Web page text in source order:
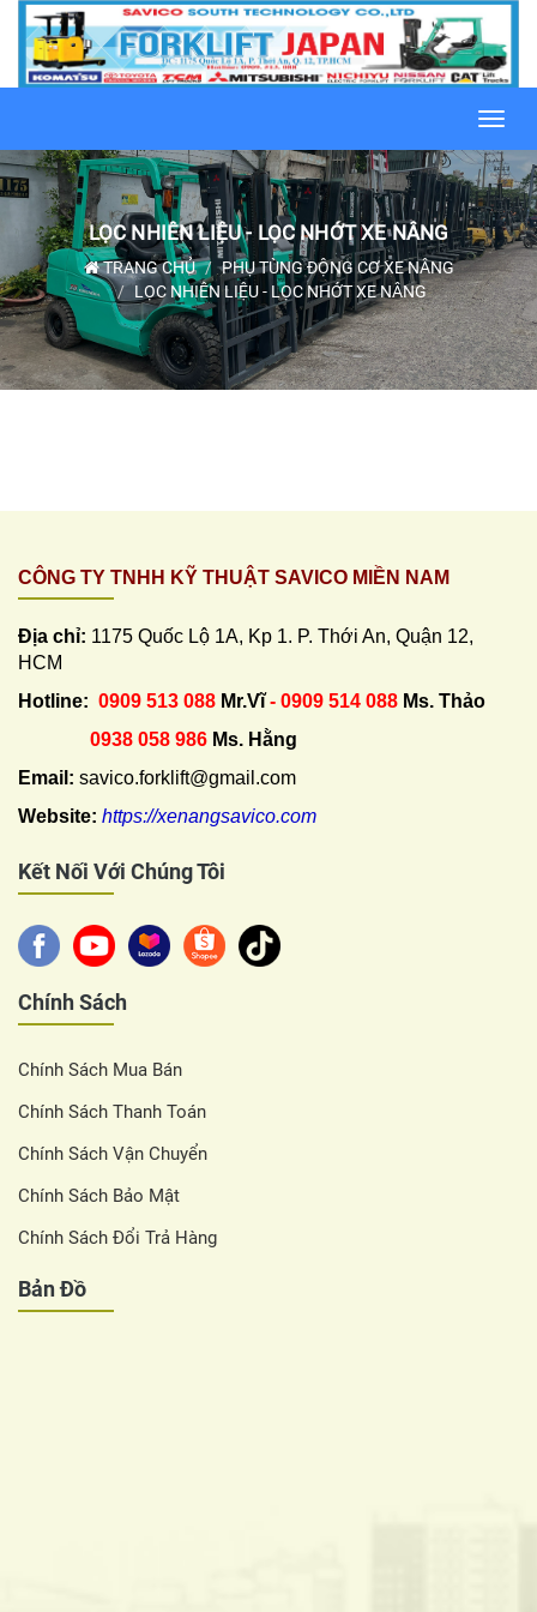
LỌC NHIÊN LIỆU - LỌC NHỚT XE NÂNG
TRANG CHỦ
PHỤ TÙNG ĐỘNG CƠ XE NÂNG
LỌC NHIÊN LIỆU - LỌC NHỚT XE NÂNG
CÔNG TY TNHH KỸ THUẬT SAVICO MIỀN NAM
Địa chỉ: 1175 Quốc Lộ 1A, Kp 1. P. Thới An, Quận 12,
HCM
Hotline: 0909 513 088 Mr.Vĩ- 0909 514 088 Ms. Thảo
0938 058 986 Ms. Hằng
Email: savico.forklift@gmail.com
Website: https://xenangsavico.com
Kết Nối Với Chúng Tôi
Chính Sách
Chính Sách Mua Bán
Chính Sách Thanh Toán
Chính Sách Vận Chuyển
Chính Sách Bảo Mật
Chính Sách Đổi Trả Hàng
Bản Đồ